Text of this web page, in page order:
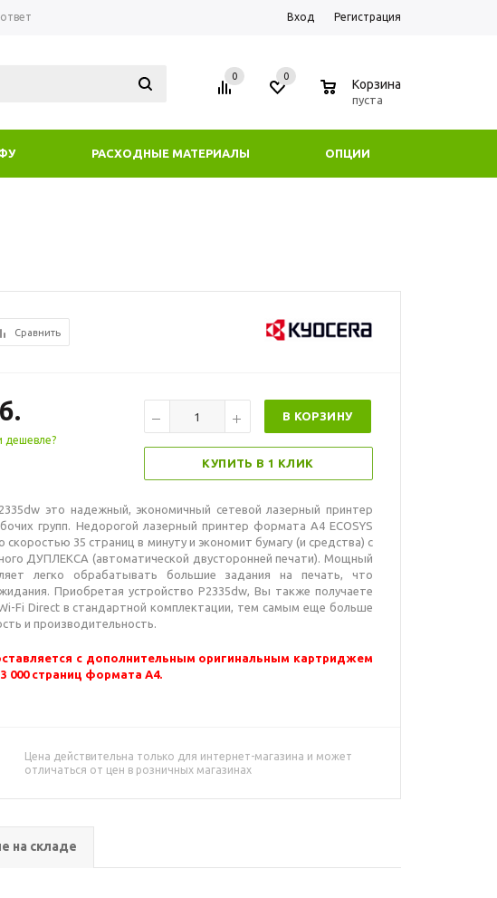
Вход Регистрация
0 0
Корзина
пуста
РАСХОДНЫЕ МАТЕРИАЛЫ ОПЦИИ
Сравнить
дешевле?
В КОРЗИНУ
КУПИТЬ В 1 КЛИК
это надежный, экономичный сетевой лазерный принтер
групп. Недорогой лазерный принтер формата A4 ECOSYS
скоростью 35 страниц в минуту и экономит бумагу (и средства) с
ДУПЛЕКСА (автоматической двусторонней печати). Мощный
легко обрабатывать большие задания на печать, что
Приобретая устройство P2335dw, Вы также получаете
Fi Direct в стандартной комплектации, тем самым еще больше
и производительность.
с дополнительным оригинальным картриджем
000 страниц формата А4.
Цена действительна только для интернет-магазина и может
отличаться от цен в розничных магазинах
на складе